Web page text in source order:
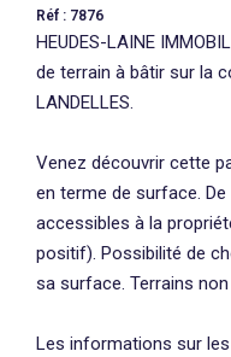
Réf : 7876
HEUDES-LAINE
de terrain à bâtir sur la
LANDELLES.
Venez découvrir cette
en terme de surface.
accessibles à la
positif). Possibilité de
sa surface. Terrains non
Les informations sur